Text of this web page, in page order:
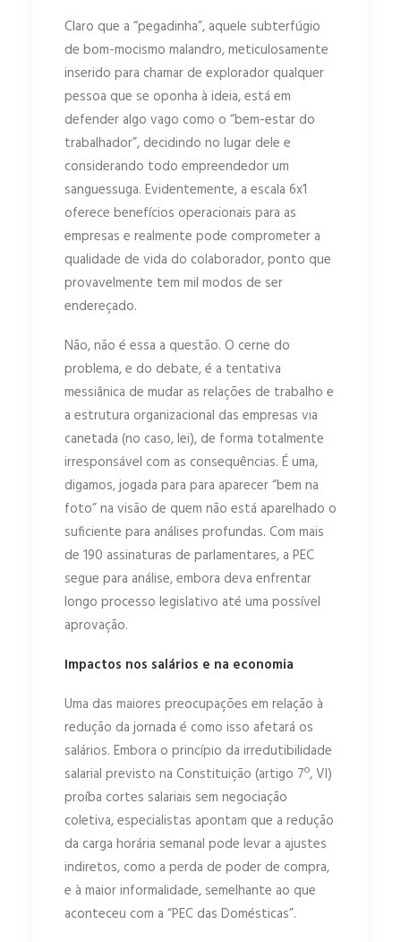
Claro que a “pegadinha”, aquele subterfúgio
de bom-mocismo malandro, meticulosamente
inserido para chamar de explorador qualquer
pessoa que se oponha à ideia, está em
defender algo vago como o “bem-estar do
trabalhador”, decidindo no lugar dele e
considerando todo empreendedor um
sanguessuga. Evidentemente, a escala 6x1
oferece benefícios operacionais para as
empresas e realmente pode comprometer a
qualidade de vida do colaborador, ponto que
provavelmente tem mil modos de ser
endereçado.
Não, não é essa a questão. O cerne do
problema, e do debate, é a tentativa
messiânica de mudar as relações de trabalho e
a estrutura organizacional das empresas via
canetada (no caso, lei), de forma totalmente
irresponsável com as consequências. É uma,
digamos, jogada para para aparecer “bem na
foto” na visão de quem não está aparelhado o
suficiente para análises profundas. Com mais
de 190 assinaturas de parlamentares, a PEC
segue para análise, embora deva enfrentar
longo processo legislativo até uma possível
aprovação.
Impactos nos salários e na economia
Uma das maiores preocupações em relação à
redução da jornada é como isso afetará os
salários. Embora o princípio da irredutibilidade
salarial previsto na Constituição (artigo 7º, VI)
proíba cortes salariais sem negociação
coletiva, especialistas apontam que a redução
da carga horária semanal pode levar a ajustes
indiretos, como a perda de poder de compra,
e à maior informalidade, semelhante ao que
aconteceu com a “PEC das Domésticas”.